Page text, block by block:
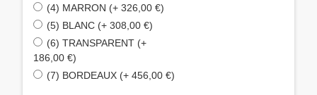
(4) MARRON (+ 326,00 €)
(5) BLANC (+ 308,00 €)
(6) TRANSPARENT (+
186,00 €)
(7) BORDEAUX (+ 456,00 €)